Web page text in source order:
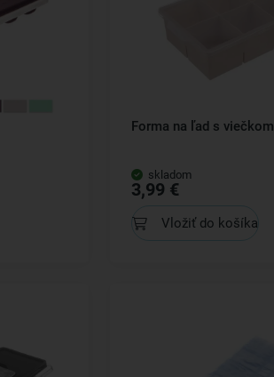
Forma na ľad s viečkom
skladom
3,99 €
Vložiť do košíka